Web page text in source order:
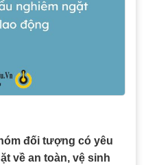
đối tượng có yêu
về an toàn, vệ sinh